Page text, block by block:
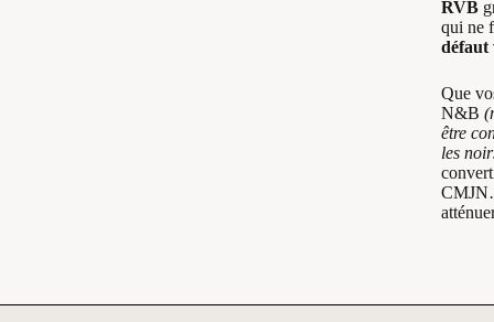
RVB
qui ne
défaut
Que
N&B
être
les